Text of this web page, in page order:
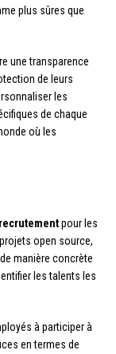
plus sûres que
une transparence
de leurs
les
de chaque
où les
pour les
open source,
manière concrète
les talents les
à participer à
en termes de